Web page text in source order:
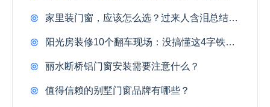
家里装门窗，应该怎么选？过来人含泪总结：只看价格不看这3处，入住半年全得换！
阳光房装修10个翻车现场：没搞懂这4字铁律，多花8万照样成摆设！
丽水断桥铝门窗安装需要注意什么？
值得信赖的别墅门窗品牌有哪些？